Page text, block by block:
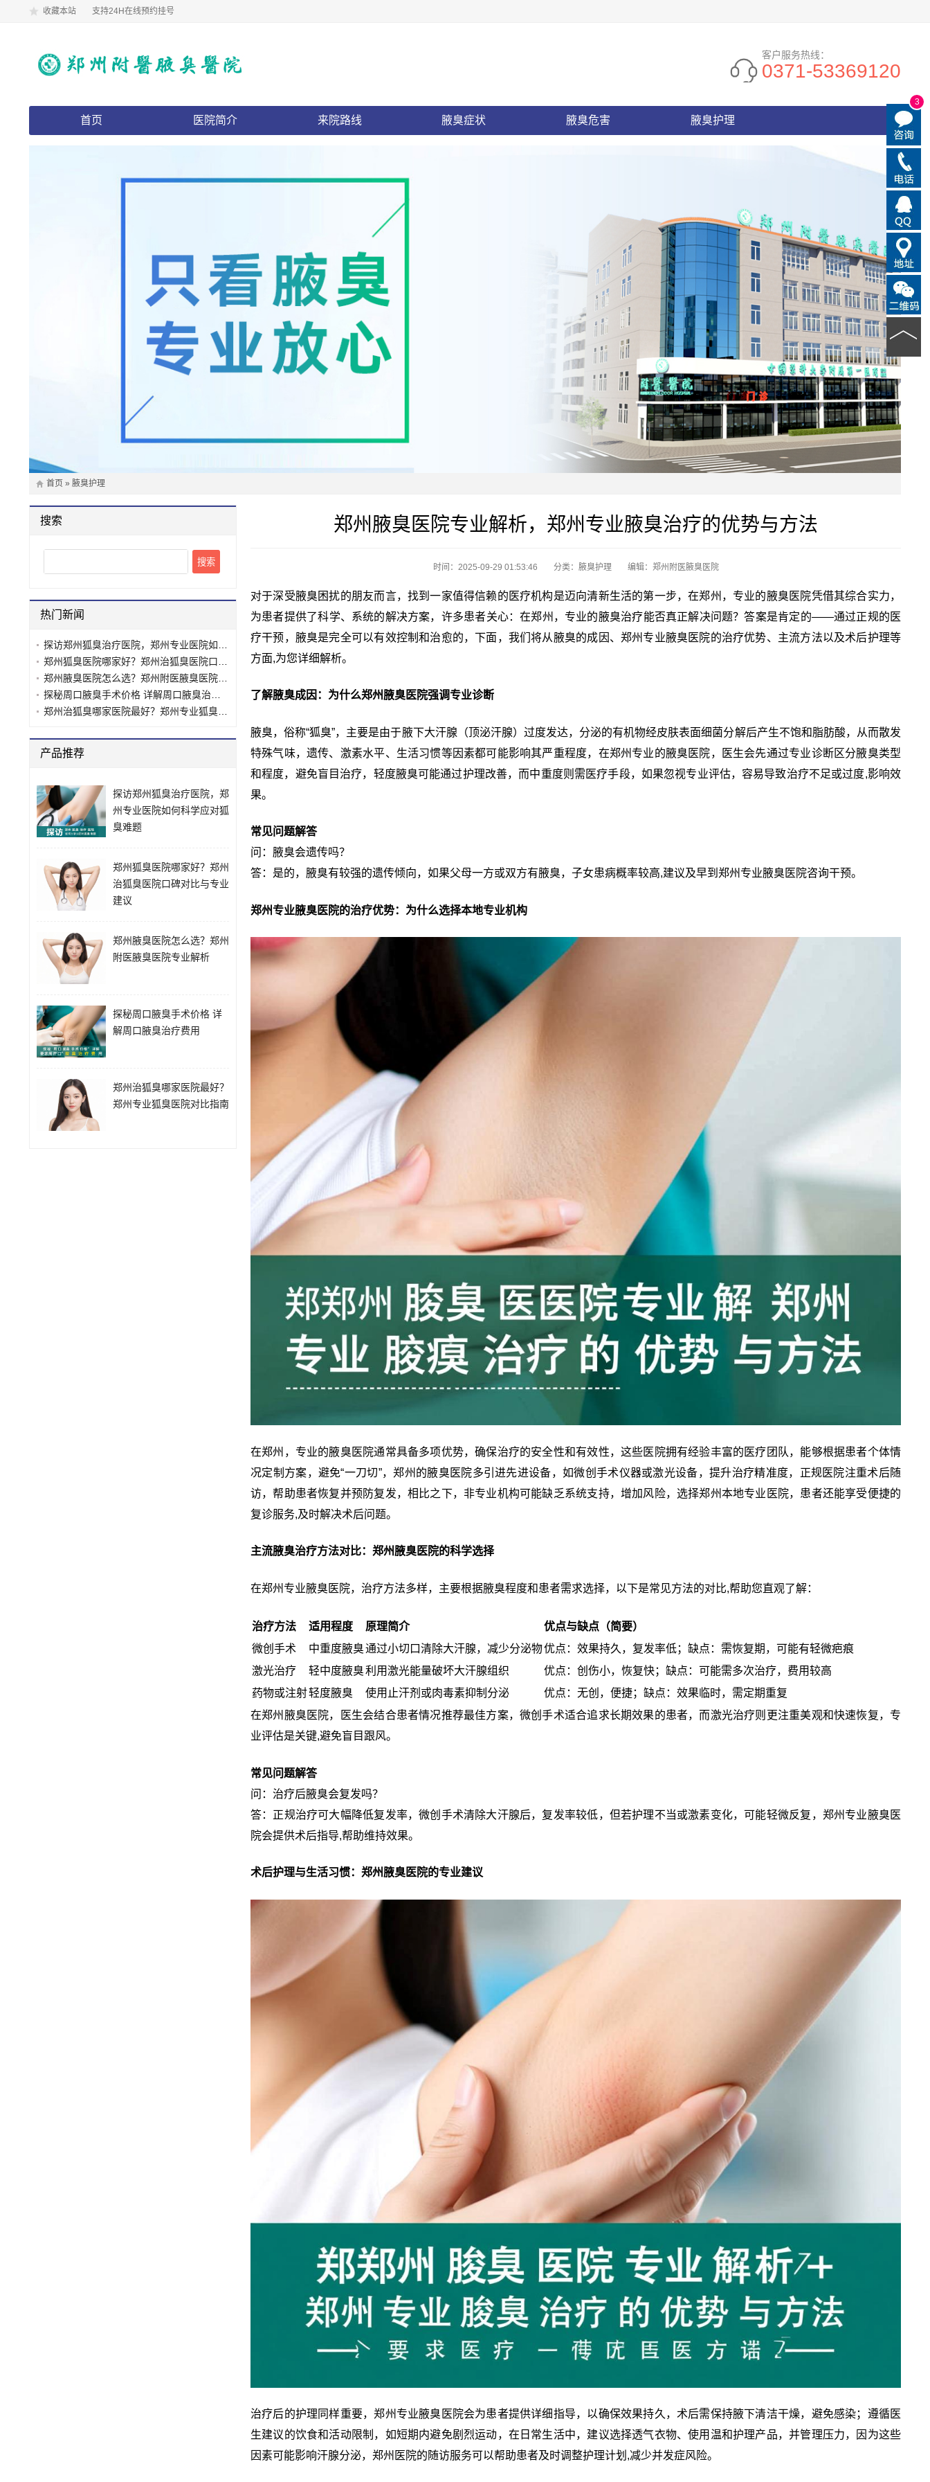
收藏本站 支持24H在线预约挂号
客户服务热线：
0371-53369120
首页 医院简介 来院路线 腋臭症状 腋臭危害 腋臭护理
首页 » 腋臭护理
搜索
热门新闻
产品推荐
探访郑州狐臭治疗医院，郑
州专业医院如何科学应对狐
臭难题
郑州狐臭医院哪家好？郑州
治狐臭医院口碑对比与专业
建议
郑州腋臭医院怎么选？郑州
附医腋臭医院专业解析
探秘周口腋臭手术价格 详
解周口腋臭治疗费用
郑州治狐臭哪家医院最好？
郑州专业狐臭医院对比指南
郑州腋臭医院专业解析，郑州专业腋臭治疗的优势与方法
时间：2025-09-29 01:53:46 分类： 腋臭护理 编辑：郑州附医腋臭医院
对于深受腋臭困扰的朋友而言，找到一家值得信赖的医疗机构是迈向清新生活的第一步，在郑州，专业的腋臭医院凭借其综合实力，
为患者提供了科学、系统的解决方案，许多患者关心：在郑州，专业的腋臭治疗能否真正解决问题？答案是肯定的——通过正规的医
疗干预，腋臭是完全可以有效控制和治愈的，下面，我们将从腋臭的成因、郑州专业腋臭医院的治疗优势、主流方法以及术后护理等
方面,为您详细解析。
了解腋臭成因：为什么郑州腋臭医院强调专业诊断
腋臭，俗称“狐臭”，主要是由于腋下大汗腺（顶泌汗腺）过度发达，分泌的有机物经皮肤表面细菌分解后产生不饱和脂肪酸，从而散发
特殊气味，遗传、激素水平、生活习惯等因素都可能影响其严重程度，在郑州专业的腋臭医院，医生会先通过专业诊断区分腋臭类型
和程度，避免盲目治疗，轻度腋臭可能通过护理改善，而中重度则需医疗手段，如果忽视专业评估，容易导致治疗不足或过度,影响效
果。
常见问题解答
问：腋臭会遗传吗？
答：是的，腋臭有较强的遗传倾向，如果父母一方或双方有腋臭，子女患病概率较高,建议及早到郑州专业腋臭医院咨询干预。
郑州专业腋臭医院的治疗优势：为什么选择本地专业机构
在郑州，专业的腋臭医院通常具备多项优势，确保治疗的安全性和有效性，这些医院拥有经验丰富的医疗团队，能够根据患者个体情
况定制方案，避免“一刀切”，郑州的腋臭医院多引进先进设备，如微创手术仪器或激光设备，提升治疗精准度，正规医院注重术后随
访，帮助患者恢复并预防复发，相比之下，非专业机构可能缺乏系统支持，增加风险，选择郑州本地专业医院，患者还能享受便捷的
复诊服务,及时解决术后问题。
主流腋臭治疗方法对比：郑州腋臭医院的科学选择
在郑州专业腋臭医院，治疗方法多样，主要根据腋臭程度和患者需求选择，以下是常见方法的对比,帮助您直观了解：
治疗方法 适用程度 原理简介
优点与缺点（简要）
微创手术
中重度腋臭通过小切口清除大汗腺，减少分泌物优点：效果持久，复发率低；缺点：需恢复期，可能有轻微疤痕
激光治疗
轻中度腋臭利用激光能量破坏大汗腺组织
优点：创伤小，恢复快；缺点：可能需多次治疗，费用较高
药物或注射轻度腋臭 使用止汗剂或肉毒素抑制分泌
优点：无创，便捷；缺点：效果临时，需定期重复
在郑州腋臭医院，医生会结合患者情况推荐最佳方案，微创手术适合追求长期效果的患者，而激光治疗则更注重美观和快速恢复，专
业评估是关键,避免盲目跟风。
常见问题解答
问：治疗后腋臭会复发吗？
答：正规治疗可大幅降低复发率，微创手术清除大汗腺后，复发率较低，但若护理不当或激素变化，可能轻微反复，郑州专业腋臭医
院会提供术后指导,帮助维持效果。
术后护理与生活习惯：郑州腋臭医院的专业建议
治疗后的护理同样重要，郑州专业腋臭医院会为患者提供详细指导，以确保效果持久，术后需保持腋下清洁干燥，避免感染；遵循医
生建议的饮食和活动限制，如短期内避免剧烈运动，在日常生活中，建议选择透气衣物、使用温和护理产品，并管理压力，因为这些
因素可能影响汗腺分泌，郑州医院的随访服务可以帮助患者及时调整护理计划,减少并发症风险。
3